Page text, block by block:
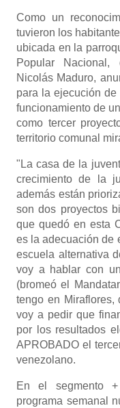
Como un
tuvieron los
ubicada en la
Popular
Nicolás Maduro,
para la ejecución
funcionamiento de
como tercer
territorio comunal
"La casa de la
crecimiento de la
además están
son dos proyectos
que quedó en esta
es la adecuación de
escuela alternativa
voy a hablar con
(bromeó el
tengo en
voy a pedir que
por los resultados
APROBADO el
venezolano.
En el segmento +
programa semanal